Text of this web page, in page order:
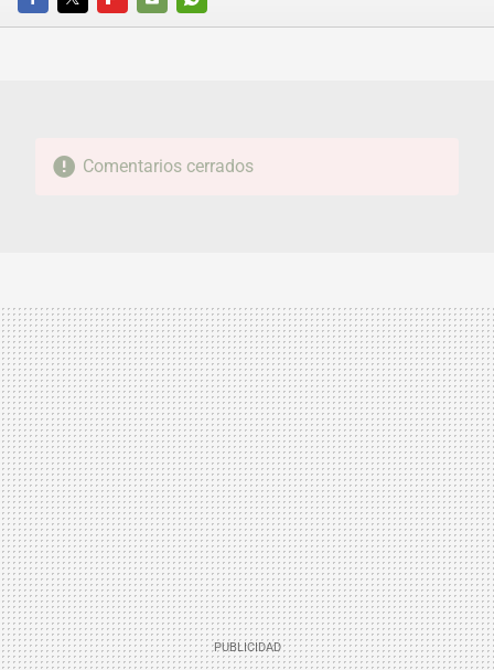
FACEBOOKTWITTERFLIPBOARD
E-
WHATSAPP
Comentarios cerrados